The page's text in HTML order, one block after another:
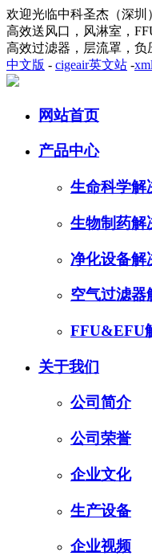
欢迎光临中科圣杰（深
高效送风口，风淋室，
高效过滤器，层流罩，负
中文版 - cigeair英文站 -
网站首页
产品中心
生命科学解
生物制药解
净化设备解
空气过滤器
FFU&EFU
关于我们
公司简介
公司荣誉
企业文化
生产设备
企业视频